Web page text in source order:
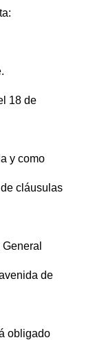
18 de
y como
cláusulas
de
obligado